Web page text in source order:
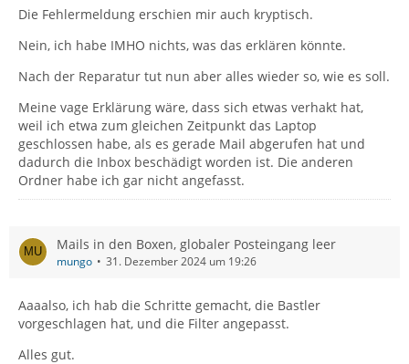
Die Fehlermeldung erschien mir auch kryptisch.
Nein, ich habe IMHO nichts, was das erklären könnte.
Nach der Reparatur tut nun aber alles wieder so, wie es soll.
Meine vage Erklärung wäre, dass sich etwas verhakt hat,
weil ich etwa zum gleichen Zeitpunkt das Laptop
geschlossen habe, als es gerade Mail abgerufen hat und
dadurch die Inbox beschädigt worden ist. Die anderen
Ordner habe ich gar nicht angefasst.
Mails in den Boxen, globaler Posteingang leer
mungo 31. Dezember 2024 um 19:26
Aaaalso, ich hab die Schritte gemacht, die Bastler
vorgeschlagen hat, und die Filter angepasst.
Alles gut.